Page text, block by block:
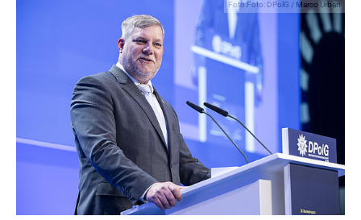
Foto:Foto: DPolG / Marco Urban